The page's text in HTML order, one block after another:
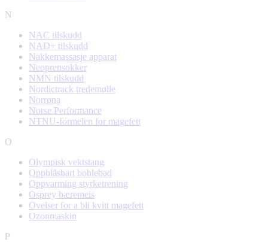
N
NAC tilskudd
NAD+ tilskudd
Nakkemassasje apparat
Neoprensokker
NMN tilskudd
Nordictrack tredemølle
Norrøna
Norse Performance
NTNU-formelen for magefett
O
Olympisk vektstang
Oppblåsbart boblebad
Oppvarming styrketrening
Osprey bæremeis
Ovelser for a bli kvitt magefett
Ozonmaskin
P